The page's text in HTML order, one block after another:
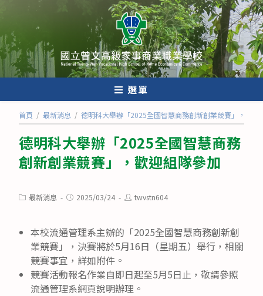
轉
至
主
要
內
選單
首頁 / 最新消息 / 德明科大舉辦「2025全國智慧商務創新創業競賽」，歡迎
德明科大舉辦「2025全國智慧商務
創新創業競賽」，歡迎組隊參加
Post最新消息
Post2025/03/24
Posttwvstn604
本校流通管理系主辦的「2025全國智慧商務創新創
業競賽」，決賽將於5月16日（星期五）舉行，相關
競賽事宜，詳如附件。
競賽活動報名作業自即日起至5月5日止，敬請參照
流通管理系網頁說明辦理。